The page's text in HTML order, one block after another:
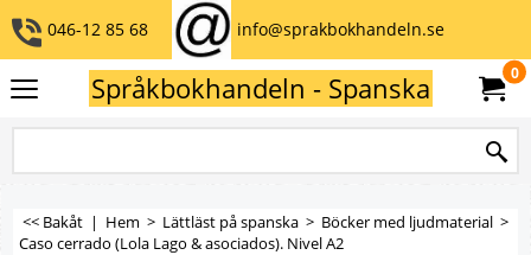
046-12 85 68 info@sprakbokhandeln.se
Språkbokhandeln - Spanska 0
<< Bakåt | Hem > Lättläst på spanska > Böcker med ljudmaterial >
Caso cerrado (Lola Lago & asociados). Nivel A2